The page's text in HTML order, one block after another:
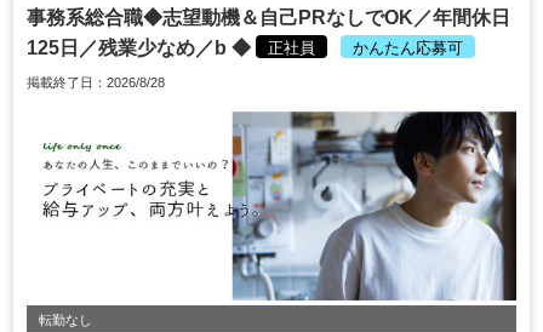
事務系総合職◆志望動機＆自己PRなしでOK／年間休日
125日／残業少なめ／b ◆
正社員 かんたん応募可
掲載終了日：2026/8/28
転勤なし